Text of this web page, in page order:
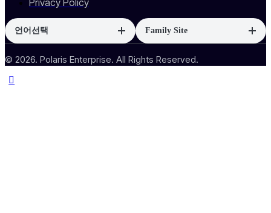
Privacy Policy
언어선택 Family Site
© 2026. Polaris Enterprise. All Rights Reserved.